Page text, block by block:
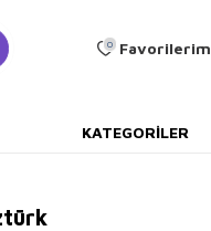
0 Favorilerim
KATEGORILER